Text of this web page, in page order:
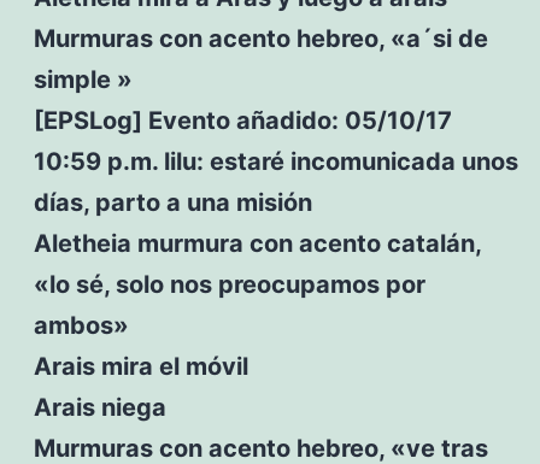
Murmuras con acento hebreo, «a´si de
simple »
[EPSLog] Evento añadido: 05/10/17
10:59 p.m. lilu: estaré incomunicada unos
días, parto a una misión
Aletheia murmura con acento catalán,
«lo sé, solo nos preocupamos por
ambos»
Arais mira el móvil
Arais niega
Murmuras con acento hebreo, «ve tras